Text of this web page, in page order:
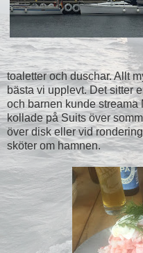
toaletter och duschar. Allt
bästa vi upplevt. Det sitter
och barnen kunde streama
kollade på Suits över
över disk eller vid
sköter om hamnen.